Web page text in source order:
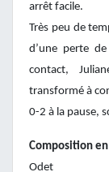
arrêt facile.
Très peu de
d’une perte
contact,
transformé à
0-2 à la pause,
Composition
Odet